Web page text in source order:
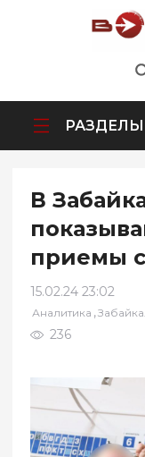
РАЗДЕЛЫ
В
приемы
15.02.24 23:02
Аналитика ,
236